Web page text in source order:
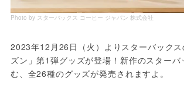
Photo by スターバックス コーヒー ジャパン 株式会社
2023年12月26日（火）よりスターバック
ズン」第1弾グッズが登場！新作のスター
む、全26種のグッズが発売されますよ。